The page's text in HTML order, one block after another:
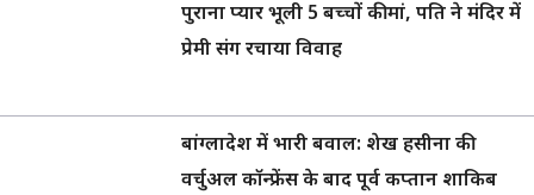
पुराना प्यार भूली 5 बच्चों की मां, पति ने मंदिर में
प्रेमी संग रचाया विवाह
बांग्लादेश में भारी बवाल: शेख हसीना की
वर्चुअल कॉन्फ्रेंस के बाद पूर्व कप्तान शाकिब